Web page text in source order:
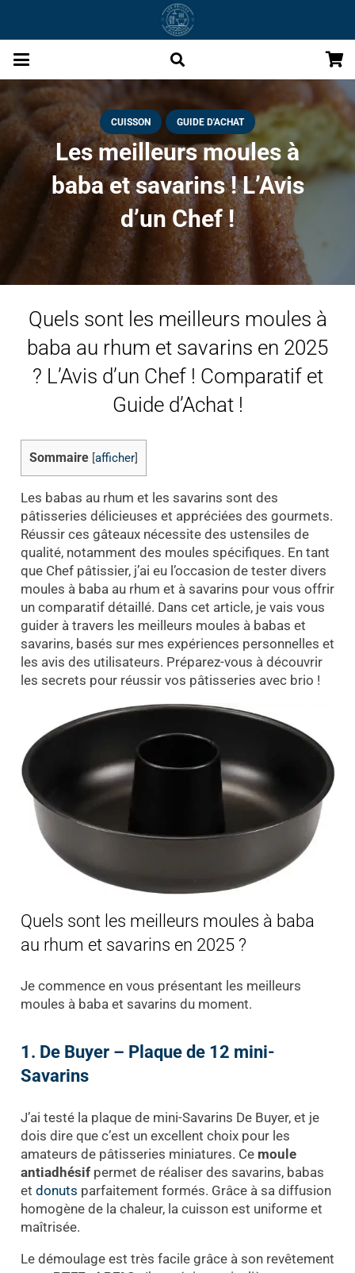
CUISSON GUIDE D'ACHAT
Les meilleurs moules à
baba et savarins ! L’Avis
d’un Chef !
Quels sont les meilleurs moules à
baba au rhum et savarins en 2025
? L’Avis d’un Chef ! Comparatif et
Guide d’Achat !
Sommaire afficher]
Les babas au rhum et les savarins sont des
pâtisseries délicieuses et appréciées des gourmets.
Réussir ces gâteaux nécessite des ustensiles de
qualité, notamment des moules spécifiques. En tant
que Chef pâtissier, j’ai eu l’occasion de tester divers
moules à baba au rhum et à savarins pour vous offrir
un comparatif détaillé. Dans cet article, je vais vous
guider à travers les meilleurs moules à babas et
savarins, basés sur mes expériences personnelles et
les avis des utilisateurs. Préparez-vous à découvrir
les secrets pour réussir vos pâtisseries avec brio !
Quels sont les meilleurs moules à baba
au rhum et savarins en 2025 ?
Je commence en vous présentant les meilleurs
moules à baba et savarins du moment.
1. De Buyer – Plaque de 12 mini-
Savarins
J’ai testé la plaque de mini-Savarins De Buyer, et je
dois dire que c’est un excellent choix pour les
amateurs de pâtisseries miniatures. Ce moule
antiadhésifpermet de réaliser des savarins, babas
et donuts parfaitement formés. Grâce à sa diffusion
homogène de la chaleur, la cuisson est uniforme et
maîtrisée.
Le démoulage est très facile grâce à son revêtement